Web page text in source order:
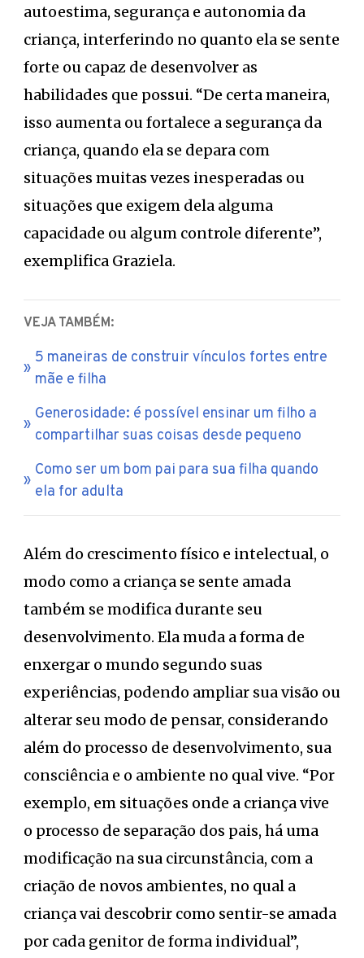
autoestima, segurança e autonomia da
criança, interferindo no quanto ela se sente
forte ou capaz de desenvolver as
habilidades que possui. “De certa maneira,
isso aumenta ou fortalece a segurança da
criança, quando ela se depara com
situações muitas vezes inesperadas ou
situações que exigem dela alguma
capacidade ou algum controle diferente”,
exemplifica Graziela.
VEJA TAMBÉM:
5 maneiras de construir vínculos fortes entre
mãe e filha
Generosidade: é possível ensinar um filho a
compartilhar suas coisas desde pequeno
Como ser um bom pai para sua filha quando
ela for adulta
Além do crescimento físico e intelectual, o
modo como a criança se sente amada
também se modifica durante seu
desenvolvimento. Ela muda a forma de
enxergar o mundo segundo suas
experiências, podendo ampliar sua visão ou
alterar seu modo de pensar, considerando
além do processo de desenvolvimento, sua
consciência e o ambiente no qual vive. “Por
exemplo, em situações onde a criança vive
o processo de separação dos pais, há uma
modificação na sua circunstância, com a
criação de novos ambientes, no qual a
criança vai descobrir como sentir-se amada
por cada genitor de forma individual”,